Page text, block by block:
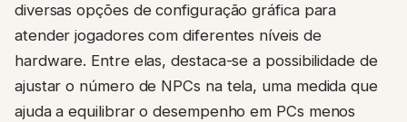
diversas opções de configuração gráfica para
atender jogadores com diferentes níveis de
hardware. Entre elas, destaca-se a possibilidade de
ajustar o número de NPCs na tela, uma medida que
ajuda a equilibrar o desempenho em PCs menos